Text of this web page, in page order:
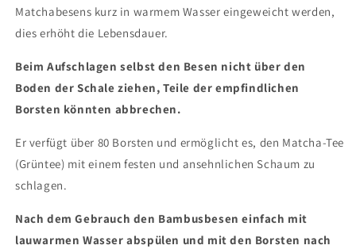
Matchabesens kurz in warmem Wasser eingeweicht werden,
dies erhöht die Lebensdauer.
Beim Aufschlagen selbst den Besen nicht über den
Boden der Schale ziehen, Teile der empfindlichen
Borsten könnten abbrechen.
Er verfügt über 80 Borsten und ermöglicht es, den Matcha-Tee
(Grüntee) mit einem festen und ansehnlichen Schaum zu
schlagen.
Nach dem Gebrauch den Bambusbesen einfach mit
lauwarmen Wasser abspülen und mit den Borsten nach